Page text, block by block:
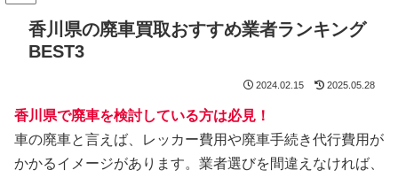
香川県の廃車買取おすすめ業者ランキング
BEST3
2024.02.15 2025.05.28
香川県で廃車を検討している方は必見！
車の廃車と言えば、レッカー費用や廃車手続き代行費用が
かかるイメージがあります。業者選びを間違えなければ、